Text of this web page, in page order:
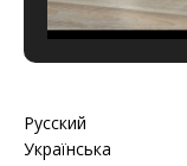
Русский
Українська